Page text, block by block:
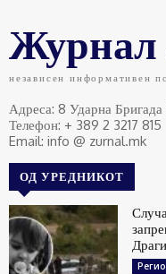
независен информативен
Адреса: 8 Ударна Бригада
Телефон: + 389 2 3217 815
Email: info @ zurnal.mk
ОД УРЕДНИКОТ